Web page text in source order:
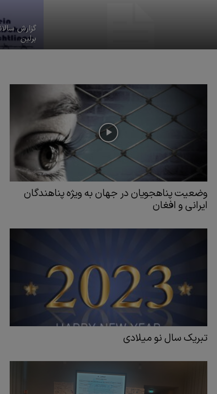
گزارش
برلین
وضعیت پناهجویان در جهان به ویژه پناهندگان
ایرانی و افغان
تبریک سال نو میلادی